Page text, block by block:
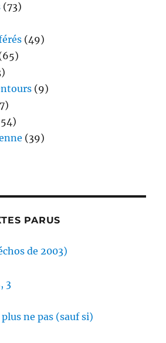
(73)
(49)
(9)
(39)
PARUS
de 2003)
3
ne pas (sauf si)